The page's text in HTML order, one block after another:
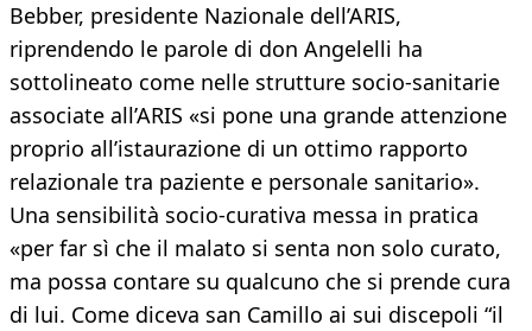
Bebber, presidente Nazionale dell’ARIS,
riprendendo le parole di don Angelelli ha
sottolineato come nelle strutture socio-sanitarie
associate all’ARIS «si pone una grande attenzione
proprio all’istaurazione di un ottimo rapporto
relazionale tra paziente e personale sanitario».
Una sensibilità socio-curativa messa in pratica
«per far sì che il malato si senta non solo curato,
ma possa contare su qualcuno che si prende cura
di lui. Come diceva san Camillo ai sui discepoli “il